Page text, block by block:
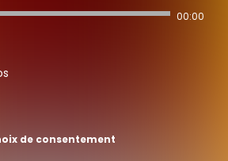
00:00
de consentement